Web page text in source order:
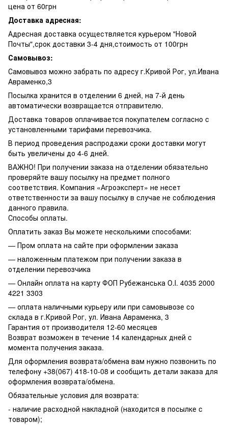
цена от 60грн
Доставка адресная:
Адресная доставка осуществляется курьером "Новой
Почты",срок доставки 3-4 дня,стоимость от 100грн
Самовывоз:
Самовывоз можно забрать по адресу г.Кривой Рог, ул.Ивана
Авраменко,3
Посылка хранится в отделении 6 дней, на 7-й день
автоматически возвращается отправителю.
Доставка товаров оплачивается покупателем согласно с
установленными тарифами перевозчика.
В период проведения распродажи сроки доставки могут
быть увеличены до 4-6 дней.
ВАЖНО! При получении заказа на отделении обязательно
проверяйте вашу посылку на предмет полного
соответствия. Компания «Агроэксперт» не несет
ответственности за вашу посылку в случае не соблюдения
данного правила.
Способы оплаты.
Оплатить заказ Вы можете несколькими способами:
— Пром оплата на сайте при оформлении заказа
— наложенным платежом при получении заказа в
отделении перевозчика
— Онлайн оплата на карту ФОП Рубежанська О.І. 4035 2000
4221 3303
— оплата наличными курьеру или при самовывозе со
склада в г.Кривой Рог, ул. Ивана Авраменка, 3
Гарантия от производителя 12-60 месяцев
Возврат возможен в течение 14 календарных дней с
момента получения заказа.
Для оформления возврата/обмена вам нужно позвонить по
телефону +38(067) 418-10-08 и сообщить детали заказа для
оформления возврата/обмена.
Обязательные условия для возврата:
- наличие расходной накладной (находится в посылке с
товаром);